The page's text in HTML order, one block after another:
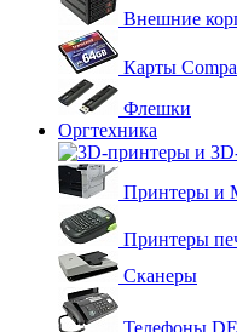
Внешние
Карты
Флешки
Оргтехника
Принтеры
Принтеры
Сканеры
Телефоны